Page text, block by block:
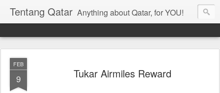
Tentang Qatar Anything about Qatar, for YOU!
FEB
9 Tukar Airmiles Reward